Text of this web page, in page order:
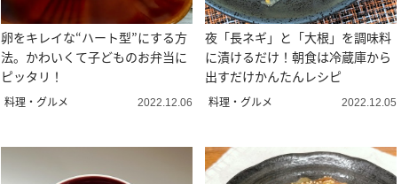
卵をキレイな“ハート型”にする方
法。かわいくて子どものお弁当に
ピッタリ！
料理・グルメ 2022.12.06
夜「長ネギ」と「大根」を調味料
に漬けるだけ！朝食は冷蔵庫から
出すだけかんたんレシピ
料理・グルメ 2022.12.05